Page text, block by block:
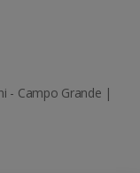
- Campo Grande |